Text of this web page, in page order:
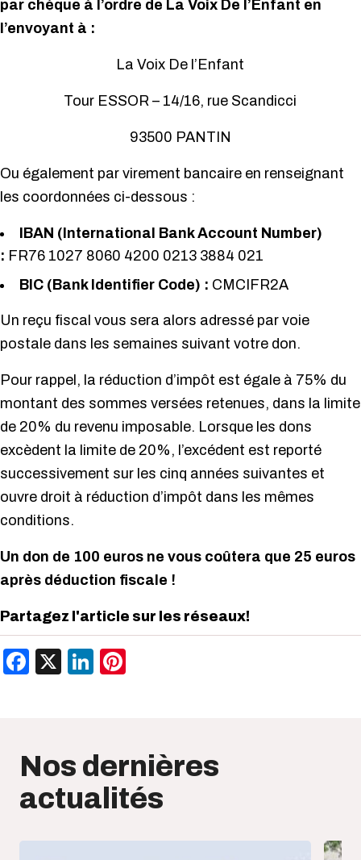
par chèque à l’ordre de La Voix De l’Enfant en
l’envoyant à :
La Voix De l’Enfant
Tour ESSOR – 14/16, rue Scandicci
93500 PANTIN
Ou également par virement bancaire en renseignant
les coordonnées ci-dessous :
IBAN (International Bank Account Number)
: FR76 1027 8060 4200 0213 3884 021
BIC (Bank Identifier Code) : CMCIFR2A
Un reçu fiscal vous sera alors adressé par voie
postale dans les semaines suivant votre don.
Pour rappel, la réduction d’impôt est égale à 75% du
montant des sommes versées retenues, dans la limite
de 20% du revenu imposable. Lorsque les dons
excèdent la limite de 20%, l’excédent est reporté
successivement sur les cinq années suivantes et
ouvre droit à réduction d’impôt dans les mêmes
conditions.
Un don de 100 euros ne vous coûtera que 25 euros
après déduction fiscale !
Partagez l'article sur les réseaux!
Facebook
X LinkedIn
Nos dernières
actualités